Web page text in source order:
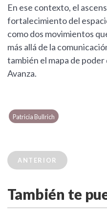
En ese contexto, el
fortalecimiento del
como dos movimientos
más allá de la
también el mapa de
Avanza.
Patricia Bullrich
ANTERIOR
También te